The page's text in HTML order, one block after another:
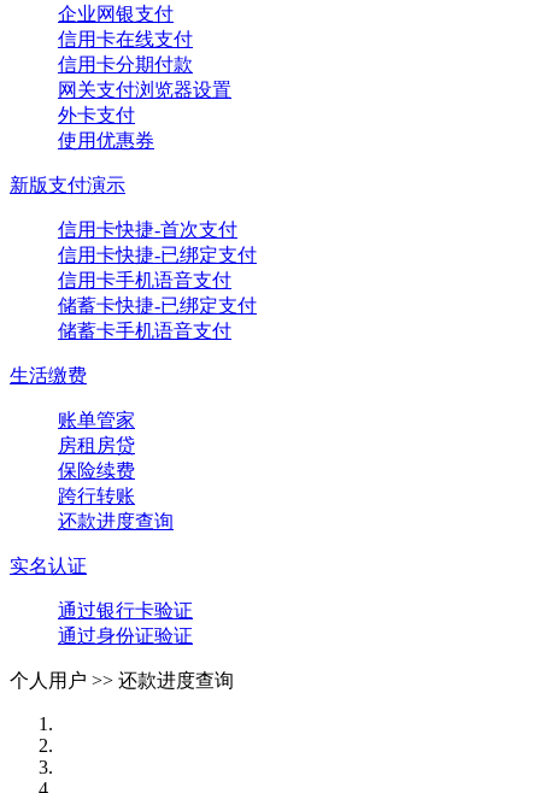
企业网银支付
信用卡在线支付
信用卡分期付款
网关支付浏览器设置
外卡支付
使用优惠券
新版支付演示
信用卡快捷-首次支付
信用卡快捷-已绑定支付
信用卡手机语音支付
储蓄卡快捷-已绑定支付
储蓄卡手机语音支付
生活缴费
账单管家
房租房贷
保险续费
跨行转账
还款进度查询
实名认证
通过银行卡验证
通过身份证验证
个人用户 >> 还款进度查询